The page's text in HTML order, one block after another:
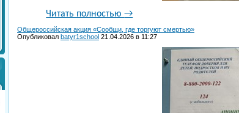
Читать полностью→
Общероссийская акция «Сообщи, где торгуют смертью»
Опубликовал batyr1school 21.04.2026 в 11:27